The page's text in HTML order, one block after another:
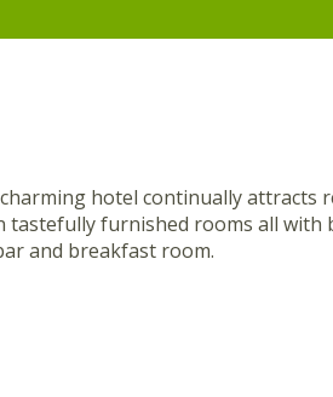
hotel continually attracts
tastefully furnished rooms all with
and breakfast room.